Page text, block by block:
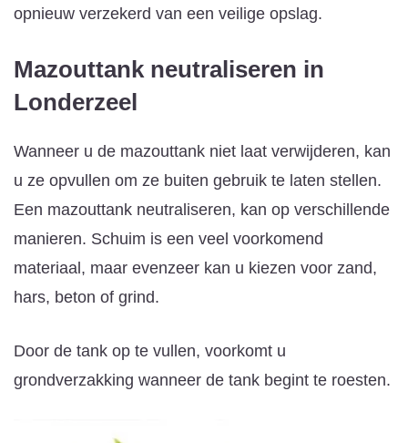
opnieuw verzekerd van een veilige opslag.
Mazouttank neutraliseren in
Londerzeel
Wanneer u de mazouttank niet laat verwijderen, kan
u ze opvullen om ze buiten gebruik te laten stellen.
Een mazouttank neutraliseren, kan op verschillende
manieren. Schuim is een veel voorkomend
materiaal, maar evenzeer kan u kiezen voor zand,
hars, beton of grind.
Door de tank op te vullen, voorkomt u
grondverzakking wanneer de tank begint te roesten.